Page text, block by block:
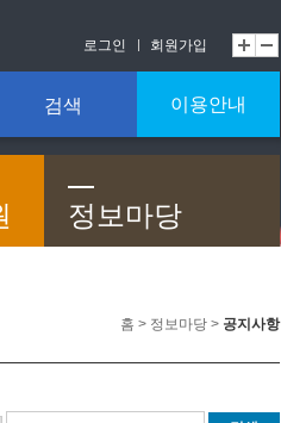
로그인 회원가입
검색 이용안내
정보마당
홈 > 정보마당 > 공지사항